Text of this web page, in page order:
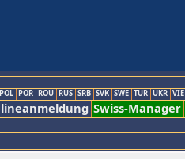
POL POR ROU RUS SRB SVK SWE TUR UKR VIE
Swiss-Manager